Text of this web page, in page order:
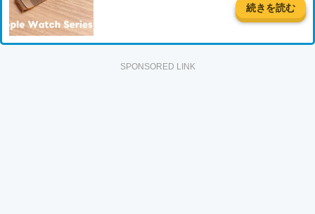
続きを読む
SPONSORED LINK